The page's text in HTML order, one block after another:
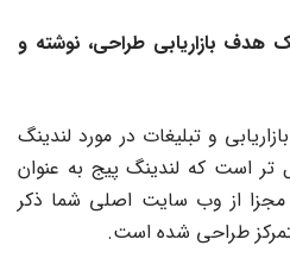
بازاریابی طراحی، نوشته و
و تبلیغات در مورد لندینگ
است که لندینگ پیج به عنوان
از وب سایت اصلی شما ذکر
طراحی شده است.